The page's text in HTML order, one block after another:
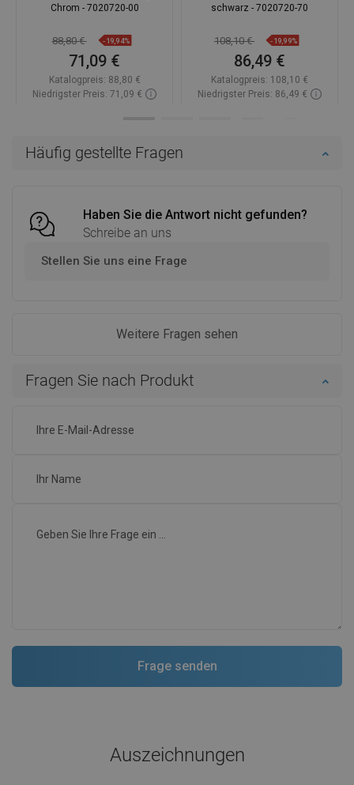
Häufig gestellte Fragen
Haben Sie die Antwort nicht gefunden?
Schreibe an uns
Stellen Sie uns eine Frage
Weitere Fragen sehen
Fragen Sie nach Produkt
Chrom - 7020720-00
88,80 € -19,94%
71,09 €
Katalogpreis: 88,80 €
Niedrigster Preis: 71,09 €
schwarz - 7020720-70
108,10 € -19,99%
86,49 €
Katalogpreis: 108,10 €
Niedrigster Preis: 86,49 €
Auszeichnungen